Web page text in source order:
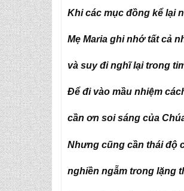
Khi các mục đồng kể lại
Mẹ Maria ghi nhớ tất cả
và suy đi nghĩ lại trong
Để đi vào mầu nhiệm
cần ơn soi sáng của
Nhưng cũng cần thái độ
nghiền ngẫm trong lặng